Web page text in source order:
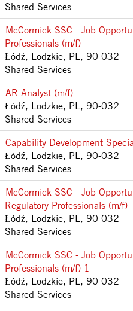
Shared Services
McCormick SSC - Job
Professionals (m/f)
Łódź, Lodzkie, PL, 90-032
Shared Services
AR Analyst (m/f)
Łódź, Lodzkie, PL, 90-032
Shared Services
Capability Development
Łódź, Lodzkie, PL, 90-032
Shared Services
McCormick SSC - Job
Regulatory Professionals (m/f)
Łódź, Lodzkie, PL, 90-032
Shared Services
McCormick SSC - Job
Professionals (m/f) 1
Łódź, Lodzkie, PL, 90-032
Shared Services